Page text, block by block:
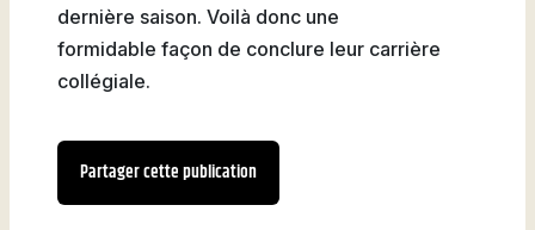
dernière saison. Voilà donc une
formidable façon de conclure leur carrière
collégiale.
Partager cette publication